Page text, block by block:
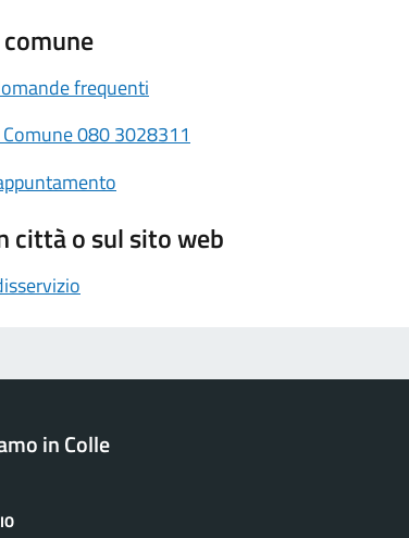
frequenti
080 3028311
città o sul sito web
in Colle